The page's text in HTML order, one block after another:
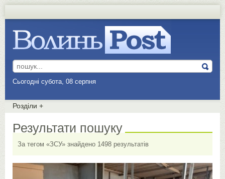
Сьогодні субота, 08 серпня
Розділи +
Результати пошуку
За тегом «ЗСУ» знайдено 1498 результатів